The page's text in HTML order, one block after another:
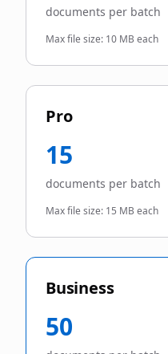
documents per batch
Max file size: 10 MB each
Pro
15
documents per batch
Max file size: 15 MB each
Business
50